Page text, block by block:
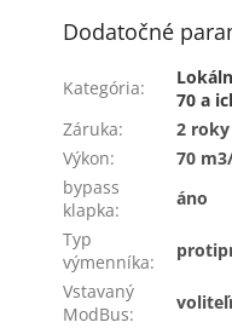
Dodatočné
Kategória:
70 a
Záruka:
2 roky
Výkon:
70
bypass
klapka:
áno
Typ
výmenníka:
Vstavaný
ModBus: